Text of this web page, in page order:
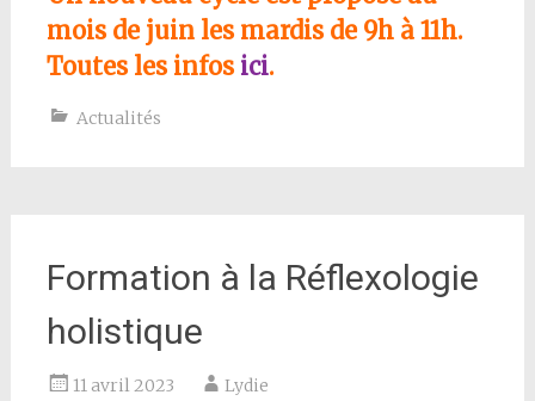
mois de juin les mardis de 9h à 11h.
Toutes les infos ici.
Actualités
Formation à la Réflexologie
holistique
11 avril 2023 Lydie